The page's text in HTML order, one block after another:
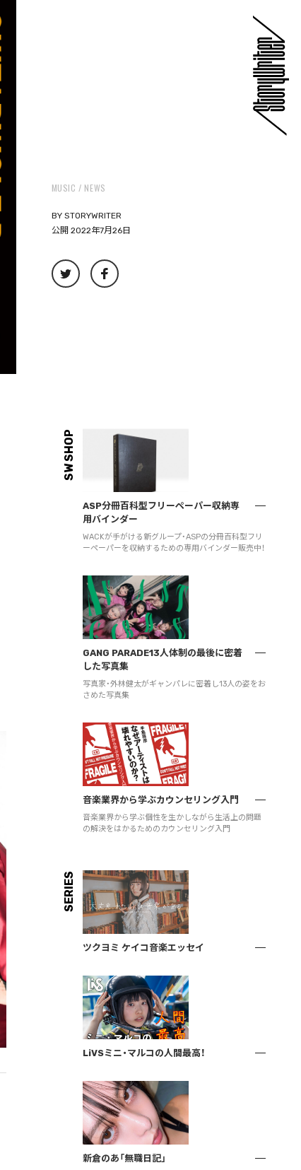
MUSIC NEWS
BY STORYWRITER
公開 2022年7月26日
SW SHOP
ASP分冊百科型フリーペーパー収納専
用バインダー
WACKが手がける新グループ・ASPの分冊百科型フリ
ーペーパーを収納するための専用バインダー販売中！
GANG PARADE13人体制の最後に密着
した写真集
写真家・外林健太がギャンパレに密着し13人の姿をお
さめた写真集
音楽業界から学ぶカウンセリング入門
音楽業界から学ぶ個性を生かしながら生活上の問題
の解決をはかるためのカウンセリング入門
SERIES
ツクヨミ ケイコ音楽エッセイ
LiVSミニ・マルコの人間最高！
新倉のあ「無職日記」